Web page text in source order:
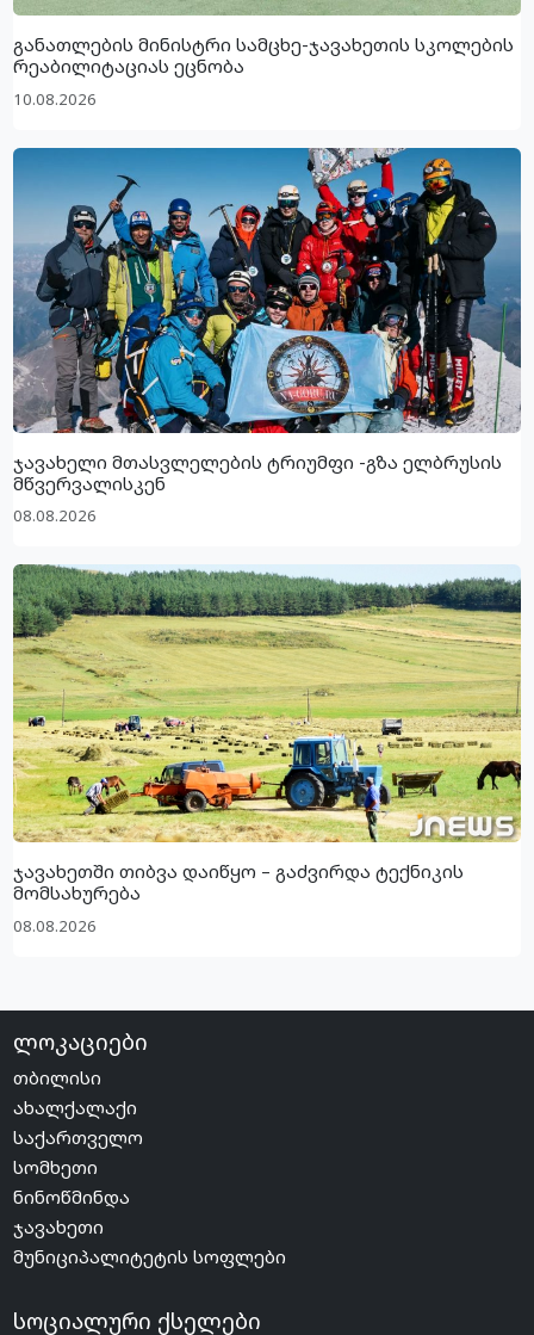
განათლების მინისტრი სამცხე-ჯავახეთის სკოლების
რეაბილიტაციას ეცნობა
10.08.2026
ჯავახელი მთასვლელების ტრიუმფი -გზა ელბრუსის
მწვერვალისკენ
08.08.2026
ჯავახეთში თიბვა დაიწყო – გაძვირდა ტექნიკის
მომსახურება
08.08.2026
ლოკაციები
თბილისი
ახალქალაქი
საქართველო
სომხეთი
ნინოწმინდა
ჯავახეთი
მუნიციპალიტეტის სოფლები
სოციალური ქსელები